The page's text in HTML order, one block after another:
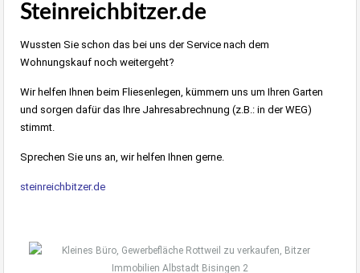
Steinreichbitzer.de
Wussten Sie schon das bei uns der Service nach dem
Wohnungskauf noch weitergeht?
Wir helfen Ihnen beim Fliesenlegen, kümmern uns um Ihren Garten
und sorgen dafür das Ihre Jahresabrechnung (z.B.: in der WEG)
stimmt.
Sprechen Sie uns an, wir helfen Ihnen gerne.
steinreichbitzer.de